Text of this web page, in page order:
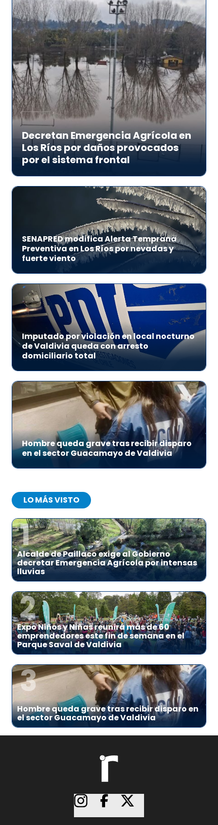
Decretan Emergencia Agrícola en
Los Ríos por daños provocados
por el sistema frontal
SENAPRED modifica Alerta Temprana
Preventiva en Los Ríos por nevadas y
fuerte viento
Imputado por violación en local nocturno
de Valdivia queda con arresto
domiciliario total
Hombre queda grave tras recibir disparo
en el sector Guacamayo de Valdivia
LO MÁS VISTO
1
Alcalde de Paillaco exige al Gobierno
decretar Emergencia Agrícola por intensas
lluvias
2
Expo Niños y Niñas reunirá más de 60
emprendedores este fin de semana en el
Parque Saval de Valdivia
3
Hombre queda grave tras recibir disparo en
el sector Guacamayo de Valdivia